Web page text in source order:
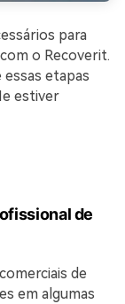
para
o Recoverit.
etapas
estiver
de
de
em algumas